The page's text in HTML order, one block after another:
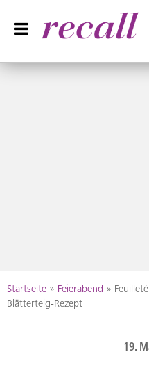
Recall Magazin
Das Praxisteam-
to
Startseite » Feierabend »
Blätterteig-Rezept
19.